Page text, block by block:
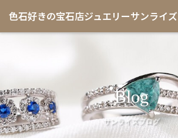
色石好きの宝石店ジュエリーサンライズ
Blog
サンライズブログ